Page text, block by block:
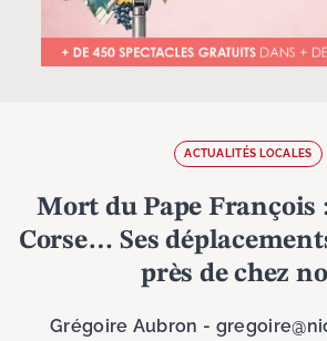
ACTUALITÉS LOCALES
Mort du Pape François
Corse… Ses
près de chez
Grégoire Aubron -